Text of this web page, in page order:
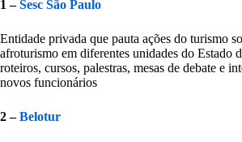
1 –Sesc São Paulo
Entidade privada que pauta ações do turismo
afroturismo em diferentes unidades do Estado
roteiros, cursos, palestras, mesas de debate e
novos funcionários
2 –Belotur